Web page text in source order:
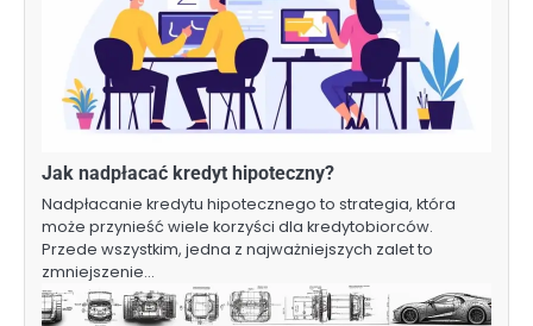
Jak nadpłacać kredyt hipoteczny?
Nadpłacanie kredytu hipotecznego to strategia, która
może przynieść wiele korzyści dla kredytobiorców.
Przede wszystkim, jedna z najważniejszych zalet to
zmniejszenie…